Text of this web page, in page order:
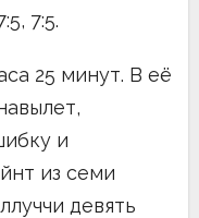
7:5.
25 минут. В её
и
из семи
девять